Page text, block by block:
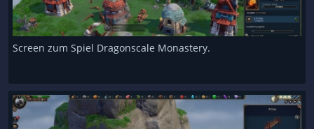
Screen zum Spiel Dragonscale Monastery.